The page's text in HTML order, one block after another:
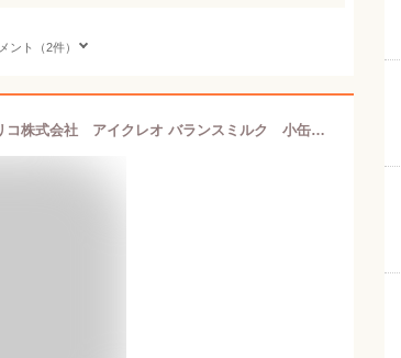
ント（2件）
【本日楽天ポイント5倍相当】【送料無料】江崎グリコ株式会社 アイクレオ バランスミルク 小缶 320g＜0ヶ月から＞【乳児用調整粉乳】＜粉ミルク＞＜母乳に近い、味・色・香り＞【ドラッグピュア楽天市場店】【RCP】【北海道・沖縄は別途送料必要】【△】